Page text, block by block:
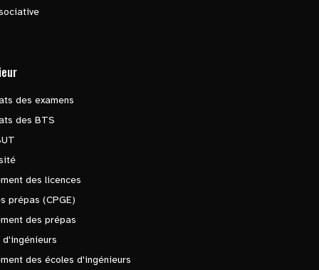
des examens
des BTS
des licences
prépas (CPGE)
des prépas
d'ingénieurs
des écoles d'ingénieurs